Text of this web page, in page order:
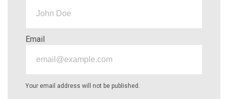
Email
Your email address will not be published.